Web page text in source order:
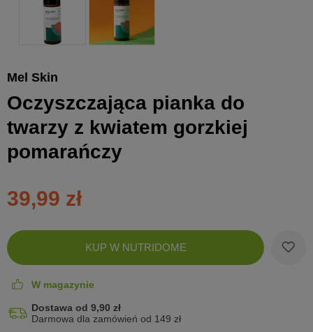
Mel Skin
Oczyszczająca pianka do
twarzy z kwiatem gorzkiej
pomarańczy
39,99 zł
Zobacz
koszyk
KUP W NUTRIDOME
W magazynie
Dostawa od 9,90 zł
Darmowa dla zamówień od 149 zł